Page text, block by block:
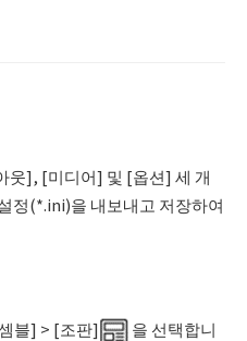
웃], [미디어] 및 [옵션] 세 개
정(*.ini)을 내보내고 저장하여
블] > [조판]
을 선택합니